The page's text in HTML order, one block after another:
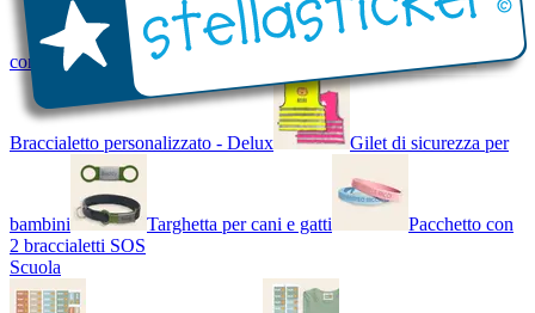
con Nome - Luminoso
Braccialetto personalizzato - Delux Gilet di sicurezza per
bambini Targhetta per cani e gatti
Pacchetto con
2 braccialetti SOS
Scuola